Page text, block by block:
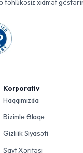
təhlükəsiz xidmət
Korporativ
Haqqımızda
Bizimlə Əlaqə
Gizlilik Siyasəti
Sayt Xəritəsi